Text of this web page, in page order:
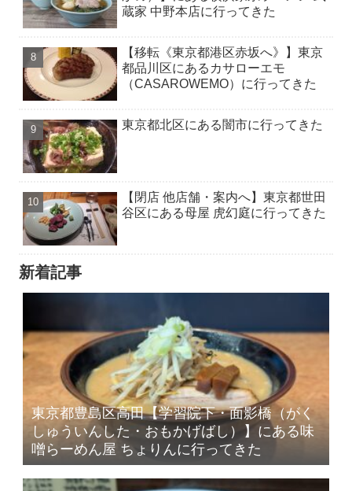
蔵家 中野本店に行ってきた
【移転《東京都港区赤坂へ》】東京
都品川区にあるカサローエモ
（CASAROWEMO）に行ってきた
東京都北区にある闇市に行ってきた
【閉店 他店舗・案内へ】東京都世田
谷区にある母屋 虎幻庭に行ってきた
新着記事
東京都豊島区高田【学習院下・面影橋（がく
しゅういんした・おもかげばし）】にある味
噌らーめん屋 ちょりんに行ってきた